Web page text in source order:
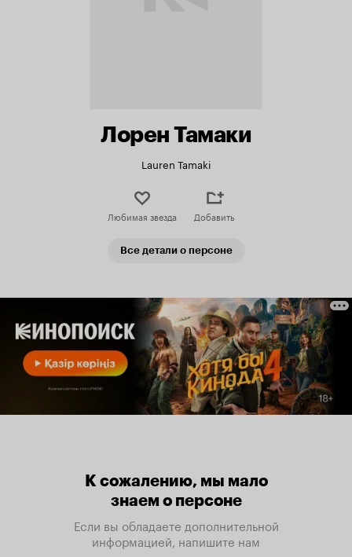
Лорен Тамаки
Lauren Tamaki
Любимая звезда Добавить
Все детали о персоне
К сожалению, мы мало
знаем о персоне
Если вы обладаете дополнительной
информацией, напишите нам